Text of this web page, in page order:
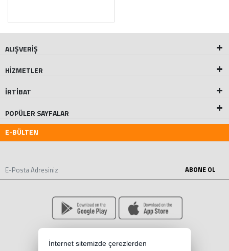
ALIŞVERİŞ
HİZMETLER
İRTİBAT
POPÜLER SAYFALAR
E-BÜLTEN
ABONE OL
İnternet sitemizde çerezlerden